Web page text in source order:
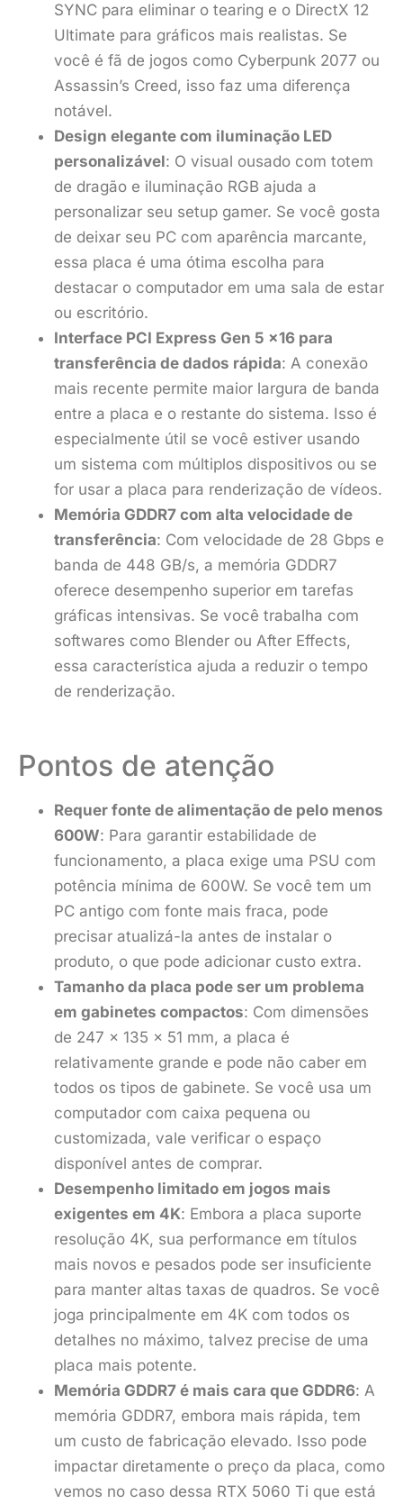
SYNC para eliminar o tearing e o DirectX 12
Ultimate para gráficos mais realistas. Se
você é fã de jogos como Cyberpunk 2077 ou
Assassin’s Creed, isso faz uma diferença
notável.
Design elegante com iluminação LED
personalizável: O visual ousado com totem
de dragão e iluminação RGB ajuda a
personalizar seu setup gamer. Se você gosta
de deixar seu PC com aparência marcante,
essa placa é uma ótima escolha para
destacar o computador em uma sala de estar
ou escritório.
Interface PCI Express Gen 5 x16 para
transferência de dados rápida: A conexão
mais recente permite maior largura de banda
entre a placa e o restante do sistema. Isso é
especialmente útil se você estiver usando
um sistema com múltiplos dispositivos ou se
for usar a placa para renderização de vídeos.
Memória GDDR7 com alta velocidade de
transferência: Com velocidade de 28 Gbps e
banda de 448 GB/s, a memória GDDR7
oferece desempenho superior em tarefas
gráficas intensivas. Se você trabalha com
softwares como Blender ou After Effects,
essa característica ajuda a reduzir o tempo
de renderização.
Pontos de atenção
Requer fonte de alimentação de pelo menos
600W: Para garantir estabilidade de
funcionamento, a placa exige uma PSU com
potência mínima de 600W. Se você tem um
PC antigo com fonte mais fraca, pode
precisar atualizá-la antes de instalar o
produto, o que pode adicionar custo extra.
Tamanho da placa pode ser um problema
em gabinetes compactos: Com dimensões
de 247 x 135 x 51 mm, a placa é
relativamente grande e pode não caber em
todos os tipos de gabinete. Se você usa um
computador com caixa pequena ou
customizada, vale verificar o espaço
disponível antes de comprar.
Desempenho limitado em jogos mais
exigentes em 4K: Embora a placa suporte
resolução 4K, sua performance em títulos
mais novos e pesados pode ser insuficiente
para manter altas taxas de quadros. Se você
joga principalmente em 4K com todos os
detalhes no máximo, talvez precise de uma
placa mais potente.
Memória GDDR7 é mais cara que GDDR6: A
memória GDDR7, embora mais rápida, tem
um custo de fabricação elevado. Isso pode
impactar diretamente o preço da placa, como
vemos no caso dessa RTX 5060 Ti que está